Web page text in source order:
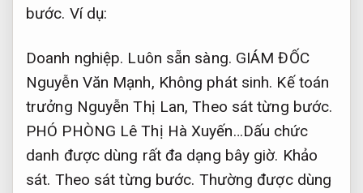
bước. Ví dụ:
Doanh nghiệp. Luôn sẵn sàng. GIÁM ĐỐC
Nguyễn Văn Mạnh, Không phát sinh. Kế toán
trưởng Nguyễn Thị Lan,Theo sát từng bước.
PHÓ PHÒNG Lê Thị Hà Xuyến…Dấu chức
danh được dùng rất đa dạng bây giờ. Khảo
sát. Theo sát từng bước. Thường được dùng